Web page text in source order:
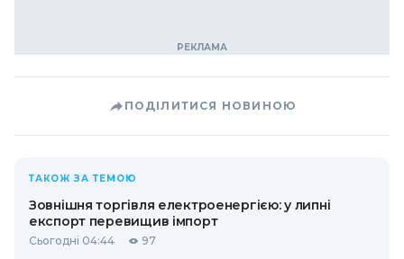
ПОДІЛИТИСЯ НОВИНОЮ
ТАКОЖ ЗА ТЕМОЮ
Зовнішня торгівля електроенергією: у липні
експорт перевищив імпорт
Сьогодні 04:44 97